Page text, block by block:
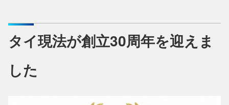
タイ現法が創立30周年を迎えま
した